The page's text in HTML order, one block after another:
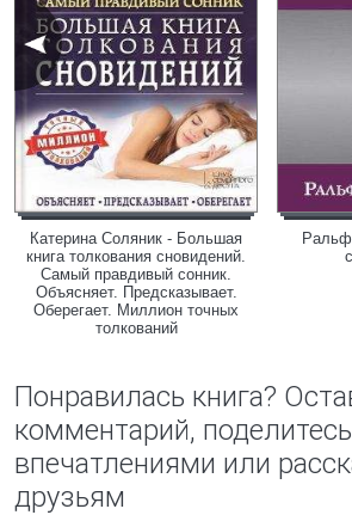
Катерина Соляник - Большая
книга толкования сновидений.
Самый правдивый сонник.
Объясняет. Предсказывает.
Оберегает. Миллион точных
толкований
Ральф
Понравилась книга?
комментарий, поделитесь
впечатлениями или
друзьям